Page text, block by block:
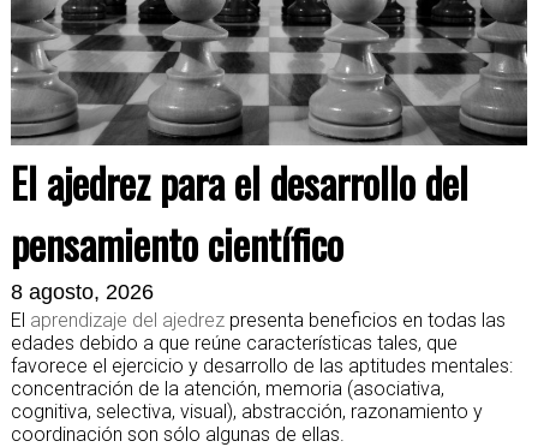
El ajedrez para el desarrollo del
pensamiento científico
8 agosto, 2026
El aprendizaje del ajedrez presenta beneficios en todas las
edades debido a que reúne características tales, que
favorece el ejercicio y desarrollo de las aptitudes mentales:
concentración de la atención, memoria (asociativa,
cognitiva, selectiva, visual), abstracción, razonamiento y
coordinación son sólo algunas de ellas.